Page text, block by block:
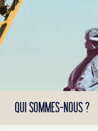
Panneau de gestion des cookies
QUI SOMMES-NOUS ?